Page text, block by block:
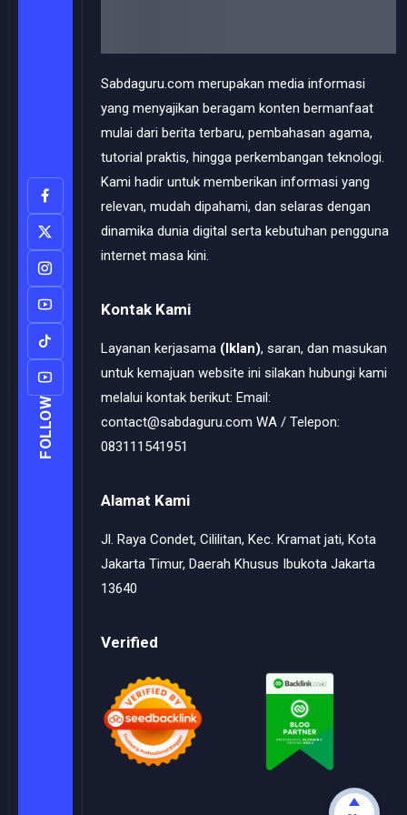
FOLLOW
Sabdaguru.com merupakan media informasi
yang menyajikan beragam konten bermanfaat
mulai dari berita terbaru, pembahasan agama,
tutorial praktis, hingga perkembangan teknologi.
Kami hadir untuk memberikan informasi yang
relevan, mudah dipahami, dan selaras dengan
dinamika dunia digital serta kebutuhan pengguna
internet masa kini.
Kontak Kami
Layanan kerjasama (Iklan), saran, dan masukan
untuk kemajuan website ini silakan hubungi kami
melalui kontak berikut: Email:
contact@sabdaguru.com WA / Telepon:
083111541951
Alamat Kami
Jl. Raya Condet, Cililitan, Kec. Kramat jati, Kota
Jakarta Timur, Daerah Khusus Ibukota Jakarta
13640
Verified